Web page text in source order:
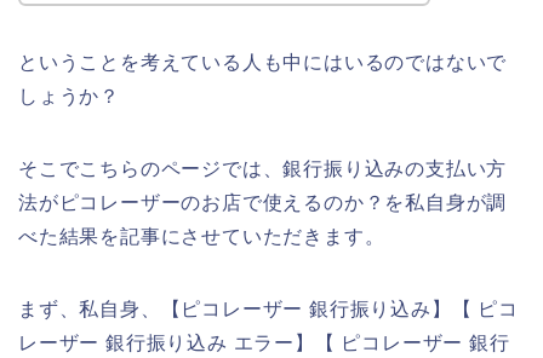
ということを考えている人も中にはいるのではないで
しょうか？
そこでこちらのページでは、銀行振り込みの支払い方
法がピコレーザーのお店で使えるのか？を私自身が調
べた結果を記事にさせていただきます。
まず、私自身、【ピコレーザー 銀行振り込み】【 ピコ
レーザー 銀行振り込み エラー】【 ピコレーザー 銀行